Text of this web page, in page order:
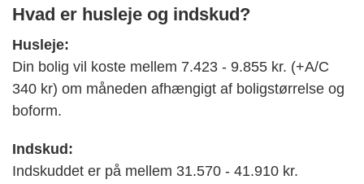
Hvad er husleje og indskud?
Husleje:
Din bolig vil koste mellem 7.423 - 9.855 kr. (+A/C
340 kr) om måneden afhængigt af boligstørrelse og
boform.
Indskud:
Indskuddet er på mellem 31.570 - 41.910 kr.